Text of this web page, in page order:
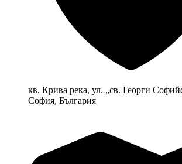
кв. Крива река, ул. „св. Георги
София, България